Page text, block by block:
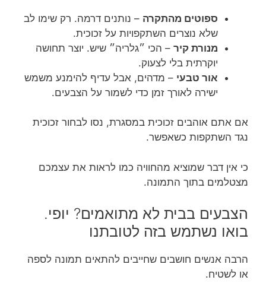
ספוטים מהתקרה – נותנים דרמה. רק שימו לב
שלא נוצרים השתקפויות על זכוכית.
מנורת קיר – הכי ״גלריה״ שיש. יוצר תחושה
יוקרתית בלי לצעוק.
אור טבעי – מדהים, אבל עדיף להימנע משמש
ישירה לאורך זמן כדי לשמור על הצבעים.
אם אתם אוהבים זכוכית במסגרת, נסו לבחור זכוכית
נגד השתקפות כשאפשר.
כי אין דבר שמוציא מהחוויה כמו לראות את עצמכם
מצטלמים בתוך התמונה.
הצבעים בבית לא מתואמים? יופי.
בואו נשתמש בזה לטובתנו
הרבה אנשים חושבים שחייבים להתאים תמונה לספה
או לשטיח.